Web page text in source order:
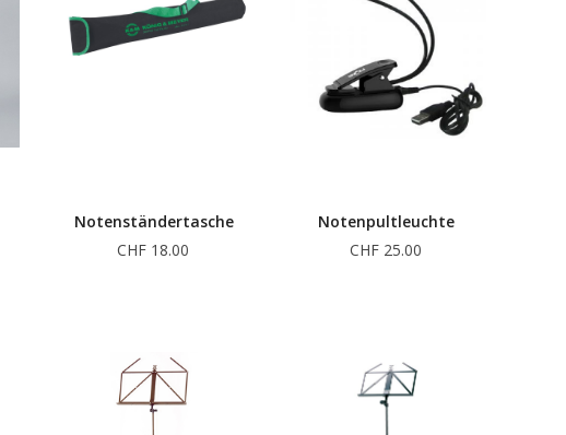
Notenständertasche
CHF 18.00
Notenpultleuchte
CHF 25.00